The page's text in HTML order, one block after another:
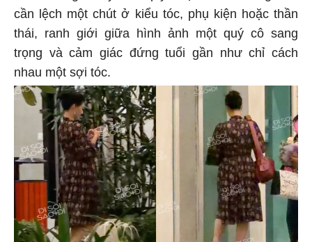
cần lệch một chút ở kiểu tóc, phụ kiện hoặc thần
thái, ranh giới giữa hình ảnh một quý cô sang
trọng và cảm giác đứng tuổi gần như chỉ cách
nhau một sợi tóc.